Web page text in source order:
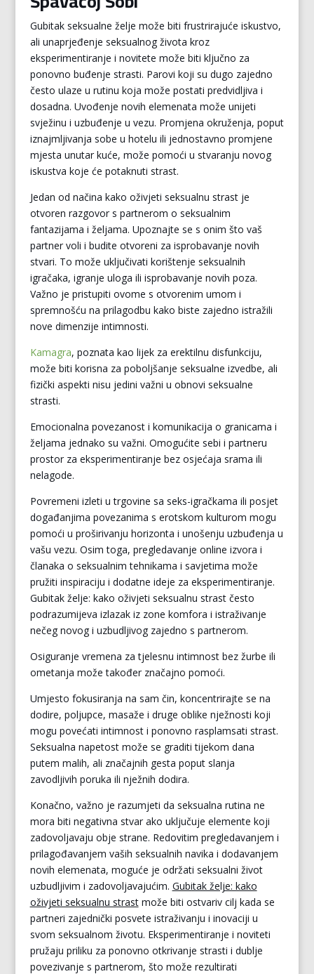
Gubitak seksualne želje može biti frustrirajuće iskustvo,
ali unaprjeđenje seksualnog života kroz
eksperimentiranje i novitete može biti ključno za
ponovno buđenje strasti. Parovi koji su dugo zajedno
često ulaze u rutinu koja može postati predvidljiva i
dosadna. Uvođenje novih elemenata može unijeti
svježinu i uzbuđenje u vezu. Promjena okruženja, poput
iznajmljivanja sobe u hotelu ili jednostavno promjene
mjesta unutar kuće, može pomoći u stvaranju novog
iskustva koje će potaknuti strast.
Jedan od načina kako oživjeti seksualnu strast je
otvoren razgovor s partnerom o seksualnim
fantazijama i željama. Upoznajte se s onim što vaš
partner voli i budite otvoreni za isprobavanje novih
stvari. To može uključivati korištenje seksualnih
igračaka, igranje uloga ili isprobavanje novih poza.
Važno je pristupiti ovome s otvorenim umom i
spremnošću na prilagodbu kako biste zajedno istražili
nove dimenzije intimnosti.
Kamagra, poznata kao lijek za erektilnu disfunkciju,
može biti korisna za poboljšanje seksualne izvedbe, ali
fizički aspekti nisu jedini važni u obnovi seksualne
strasti.
Emocionalna povezanost i komunikacija o granicama i
željama jednako su važni. Omogućite sebi i partneru
prostor za eksperimentiranje bez osjećaja srama ili
nelagode.
Povremeni izleti u trgovine sa seks-igračkama ili posjet
događanjima povezanima s erotskom kulturom mogu
pomoći u proširivanju horizonta i unošenju uzbuđenja u
vašu vezu. Osim toga, pregledavanje online izvora i
članaka o seksualnim tehnikama i savjetima može
pružiti inspiraciju i dodatne ideje za eksperimentiranje.
Gubitak želje: kako oživjeti seksualnu strast često
podrazumijeva izlazak iz zone komfora i istraživanje
nečeg novog i uzbudljivog zajedno s partnerom.
Osiguranje vremena za tjelesnu intimnost bez žurbe ili
ometanja može također značajno pomoći.
Umjesto fokusiranja na sam čin, koncentrirajte se na
dodire, poljupce, masaže i druge oblike nježnosti koji
mogu povećati intimnost i ponovno rasplamsati strast.
Seksualna napetost može se graditi tijekom dana
putem malih, ali značajnih gesta poput slanja
zavodljivih poruka ili nježnih dodira.
Konačno, važno je razumjeti da seksualna rutina ne
mora biti negativna stvar ako uključuje elemente koji
zadovoljavaju obje strane. Redovitim pregledavanjem i
prilagođavanjem vaših seksualnih navika i dodavanjem
novih elemenata, moguće je održati seksualni život
uzbudljivim i zadovoljavajućim. Gubitak želje: kako
oživjeti seksualnu strastmože biti ostvariv cilj kada se
partneri zajednički posvete istraživanju i inovaciji u
svom seksualnom životu. Eksperimentiranje i noviteti
pružaju priliku za ponovno otkrivanje strasti i dublje
povezivanje s partnerom, što može rezultirati